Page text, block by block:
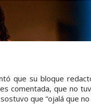
que su bloque
comentada, que no
que “ojalá que